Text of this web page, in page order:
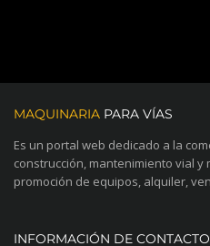
MAQUINARIA PARA VÍAS
Es un portal web dedicado a la
construcción, mantenimiento vial
promoción de equipos, alquiler,
INFORMACIÓN DE CONTACTO